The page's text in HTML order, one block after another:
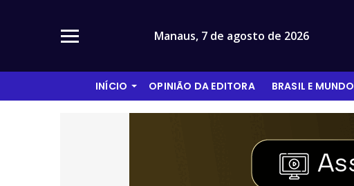
Manaus, 7 de agosto de 2026
INÍCIO OPINIÃO DA EDITORA BRASIL E MUNDO